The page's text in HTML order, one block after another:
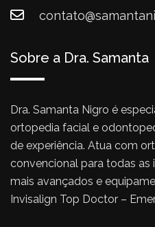
Sobre a Dra. Samanta
Dra. Samanta Nigro é
ortopedia facial e
de experiência. Atua com
convencional para todas
mais avançados e
Invisalign Top Doctor –